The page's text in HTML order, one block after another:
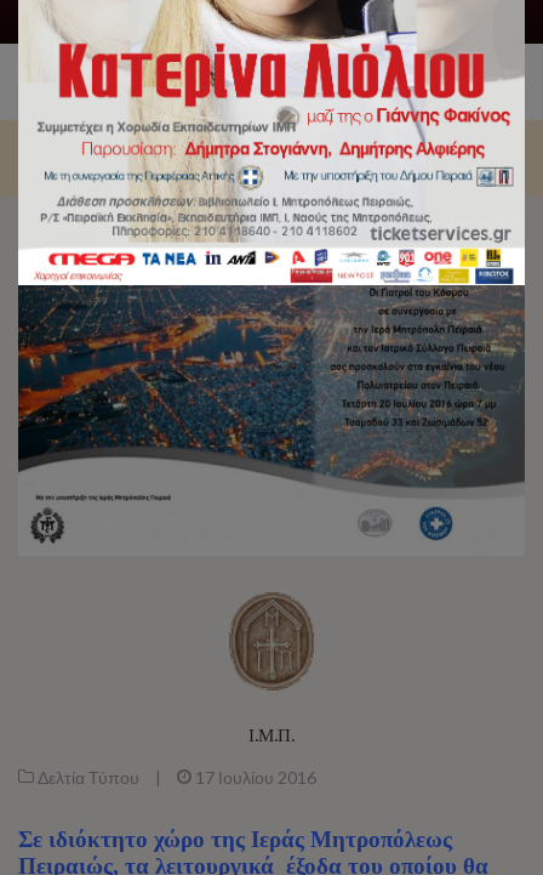
Αρχική / Δελτία Τύπου /
Εγκαίνια πολυδύναμου
κοινωνικού ιατρείου από την Ιερά Μητρόπολη Πειραιώς
Ι.Μ.Π.
Δελτία Τύπου | 17 Ιουλίου 2016
Σε ιδιόκτητο χώρο της Ιεράς Μητροπόλεως
Πειραιώς, τα λειτουργικά έξοδα του οποίου θα